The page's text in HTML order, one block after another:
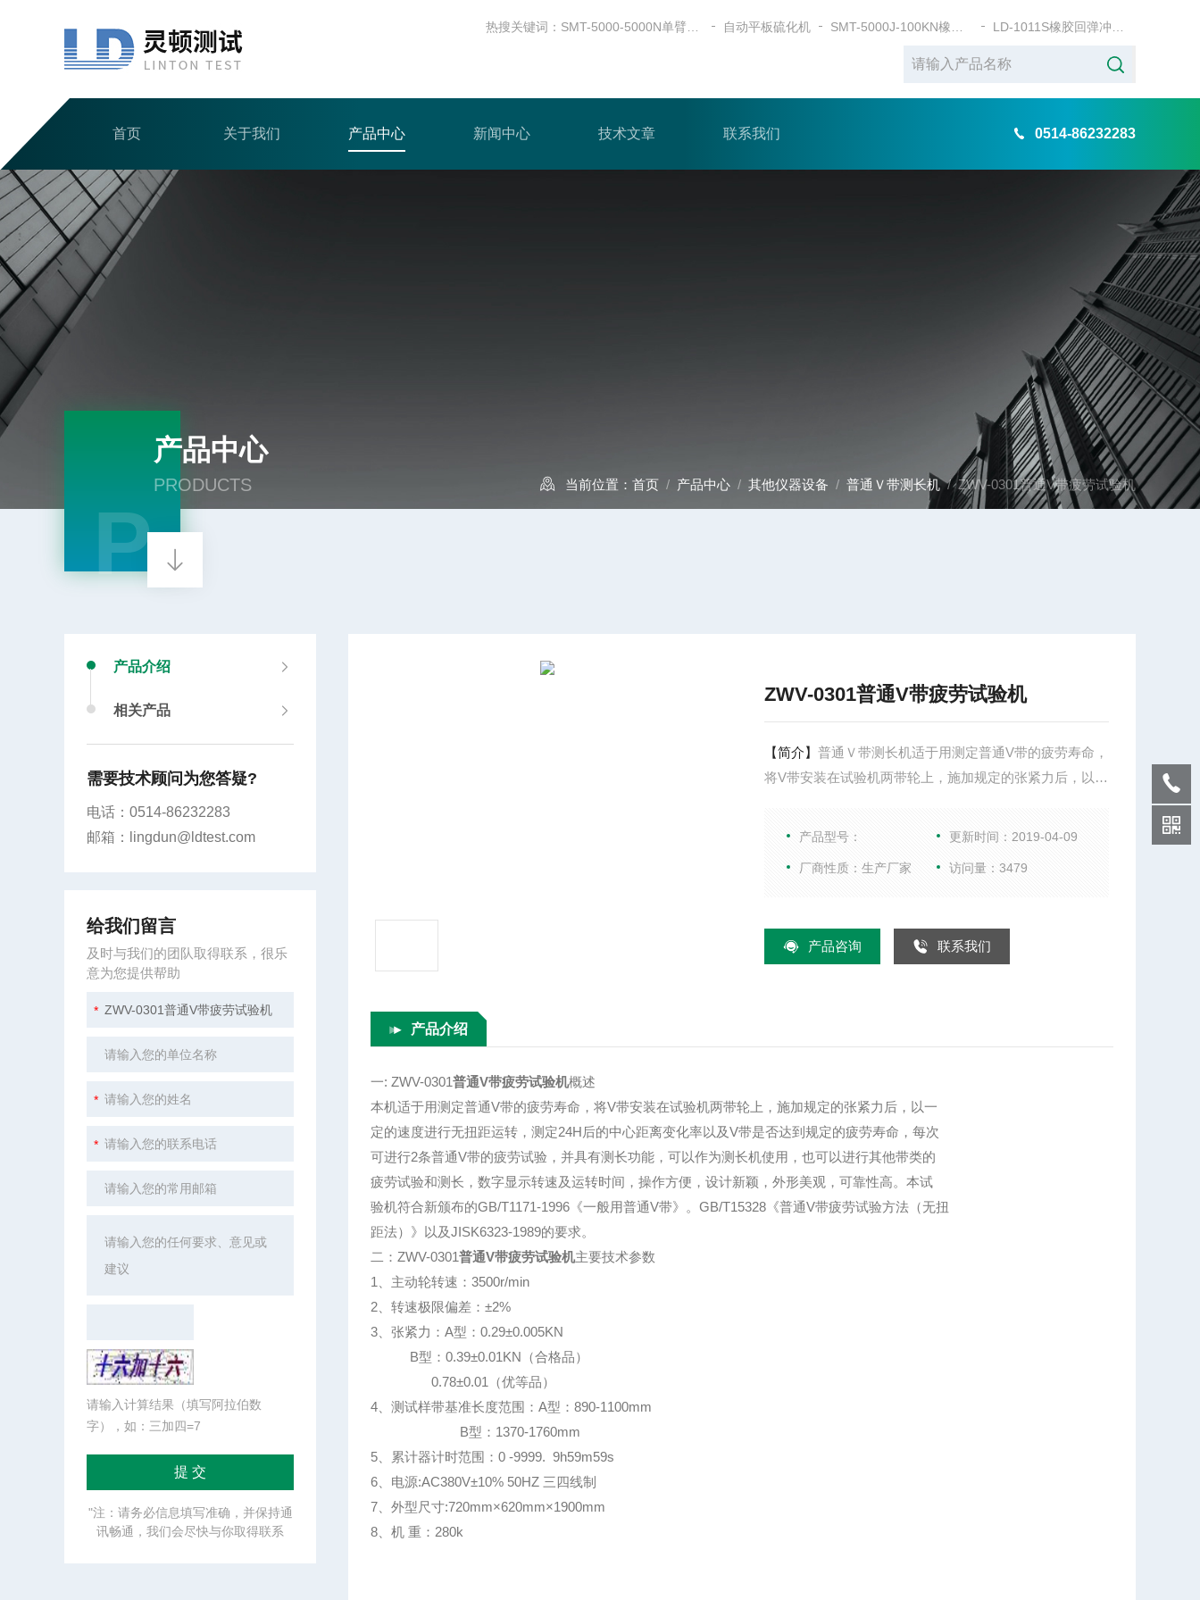
热搜关键词： 自动平板硫化机
首页 关于我们 产品中心 新闻中心 技术文章 联系我们 0514-86232283
产品中心
PRODUCTS
P
当前位置： 首页 / 产品中心 / 其他仪器设备 / 普通Ｖ带测长机/ ZWV-0301普通V带疲劳试验机
ZWV-0301普通V带疲劳试验机
【简介】普通Ｖ带测长机适于用测定普通V带的疲劳寿命，
将V带安装在试验机两带轮上，施加规定的张紧力后，以一
以及V带是否达到规定的疲劳寿命，每次可进行2条普通V
也可以进行其他带类的疲劳试验和测长，数字显示转速及
产品型号： 更新时间：2019-04-09
厂商性质：生产厂家 访问量：3479
产品咨询 联系我们
产品介绍
一: ZWV-0301普通V带疲劳试验机概述
本机适于用测定普通V带的疲劳寿命，将V带安装在试验机两带轮上，施加规定的张紧力后，以一
定的速度进行无扭距运转，测定24H后的中心距离变化率以及V带是否达到规定的疲劳寿命，每次
可进行2条普通V带的疲劳试验，并具有测长功能，可以作为测长机使用，也可以进行其他带类的
疲劳试验和测长，数字显示转速及运转时间，操作方便，设计新颖，外形美观，可靠性高。本试
验机符合新颁布的GB/T1171-1996《一般用普通V带》。GB/T15328《普通V带疲劳试验方法（无扭
距法）》以及JISK6323-1989的要求。
二：ZWV-0301普通V带疲劳试验机主要技术参数
1、主动轮转速：3500r/min
2、转速极限偏差：±2%
3、张紧力：A型：0.29±0.005KN
B型：0.39±0.01KN（合格品）
0.78±0.01（优等品）
4、测试样带基准长度范围：A型：890-1100mm
B型：1370-1760mm
5、累计器计时范围：0 -9999. 9h59m59s
6、电源:AC380V±10% 50HZ 三四线制
7、外型尺寸:720mm×620mm×1900mm
8、机 重：280k
产品介绍
相关产品
需要技术顾问为您答疑?
电话：0514-86232283
邮箱：lingdun@ldtest.com
给我们留言
及时与我们的团队取得联系，很乐
意为您提供帮助
请输入计算结果（填写阿拉伯数
字），如：三加四=7
"注：请务必信息填写准确，并保持通
讯畅通，我们会尽快与你取得联系